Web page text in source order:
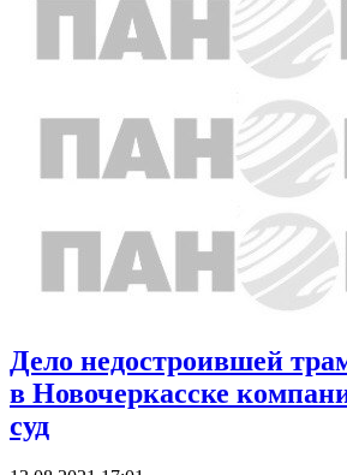
Дело недостроившей
в Новочеркасске
суд